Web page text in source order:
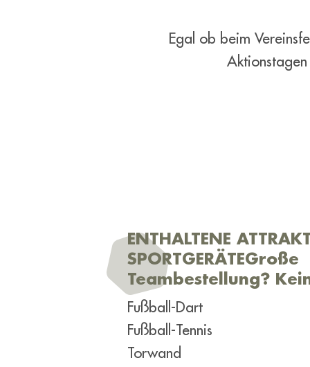
Egal ob beim
ENTHALTENE
SPORTGERÄTEGroße
Teambestellung?
Fußball-Dart
Fußball-Tennis
Torwand